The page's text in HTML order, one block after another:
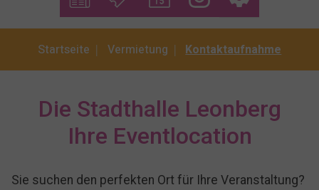
Startseite Vermietung Kontaktaufnahme
Die Stadthalle Leonberg
Ihre Eventlocation
Sie suchen den perfekten Ort für Ihre Veranstaltung?